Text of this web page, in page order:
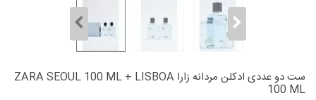
ست دو عددی ادکلن مردانه زارا ZARA SEOUL 100 ML + LISBOA
100 ML